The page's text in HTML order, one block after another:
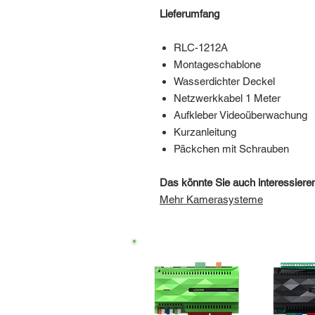
Lieferumfang
RLC-1212A
Montageschablone
Wasserdichter Deckel
Netzwerkkabel 1 Meter
Aufkleber Videoüberwachung
Kurzanleitung
Päckchen mit Schrauben
Das könnte Sie auch
Mehr Kamerasysteme